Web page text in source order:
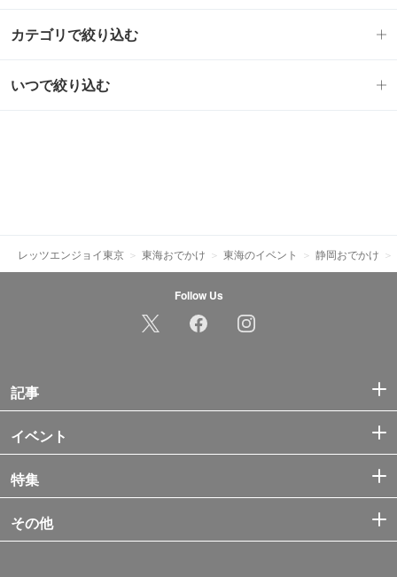
カテゴリで絞り込む
いつで絞り込む
レッツエンジョイ東京 東海おでかけ 東海のイベント 静岡おでかけ
Follow Us
記事
イベント
特集
その他